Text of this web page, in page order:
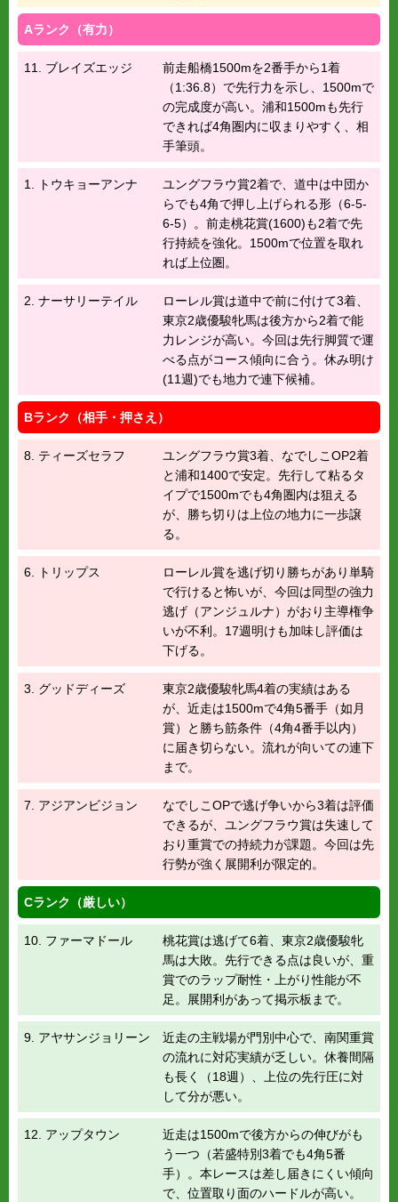
Aランク（有力）
11. ブレイズエッジ
前走船橋1500mを2番手から1着
（1:36.8）で先行力を示し、1500mで
の完成度が高い。浦和1500mも先行
できれば4角圏内に収まりやすく、相
手筆頭。
1. トウキョーアンナ
ユングフラウ賞2着で、道中は中団か
らでも4角で押し上げられる形（6-5-
6-5）。前走桃花賞(1600)も2着で先
行持続を強化。1500mで位置を取れ
れば上位圏。
2. ナーサリーテイル
ローレル賞は道中で前に付けて3着、
東京2歳優駿牝馬は後方から2着で能
力レンジが高い。今回は先行脚質で運
べる点がコース傾向に合う。休み明け
(11週)でも地力で連下候補。
Bランク（相手・押さえ）
8. ティーズセラフ
ユングフラウ賞3着、なでしこOP2着
と浦和1400で安定。先行して粘るタ
イプで1500mでも4角圏内は狙える
が、勝ち切りは上位の地力に一歩譲
る。
6. トリップス
ローレル賞を逃げ切り勝ちがあり単騎
で行けると怖いが、今回は同型の強力
逃げ（アンジュルナ）がおり主導権争
いが不利。17週明けも加味し評価は
下げる。
3. グッドディーズ
東京2歳優駿牝馬4着の実績はある
が、近走は1500mで4角5番手（如月
賞）と勝ち筋条件（4角4番手以内）
に届き切らない。流れが向いての連下
まで。
7. アジアンビジョン
なでしこOPで逃げ争いから3着は評価
できるが、ユングフラウ賞は失速して
おり重賞での持続力が課題。今回は先
行勢が強く展開利が限定的。
Cランク（厳しい）
10. ファーマドール
桃花賞は逃げて6着、東京2歳優駿牝
馬は大敗。先行できる点は良いが、重
賞でのラップ耐性・上がり性能が不
足。展開利があって掲示板まで。
9. アヤサンジョリーン
近走の主戦場が門別中心で、南関重賞
の流れに対応実績が乏しい。休養間隔
も長く（18週）、上位の先行圧に対
して分が悪い。
12. アップタウン
近走は1500mで後方からの伸びがも
う一つ（若盛特別3着でも4角5番
手）。本レースは差し届きにくい傾向
で、位置取り面のハードルが高い。